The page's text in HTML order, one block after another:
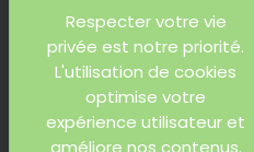
Coordonnées des
Nos actualités
Respecter votre vie
privée est notre priorité.
L'utilisation de cookies
optimise votre
expérience utilisateur et
améliore nos contenus.